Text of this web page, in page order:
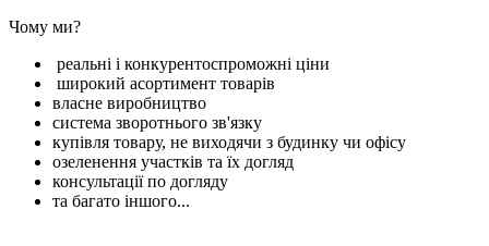
Чому ми?
реальні і конкурентоспроможні ціни
широкий асортимент товарів
власне виробництво
система зворотнього зв'язку
купівля товару, не виходячи з будинку чи офісу
озеленення участків та їх догляд
консультації по догляду
та багато іншого...